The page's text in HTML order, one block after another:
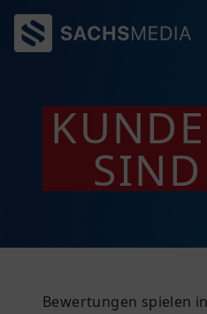
Bewertungen spielen